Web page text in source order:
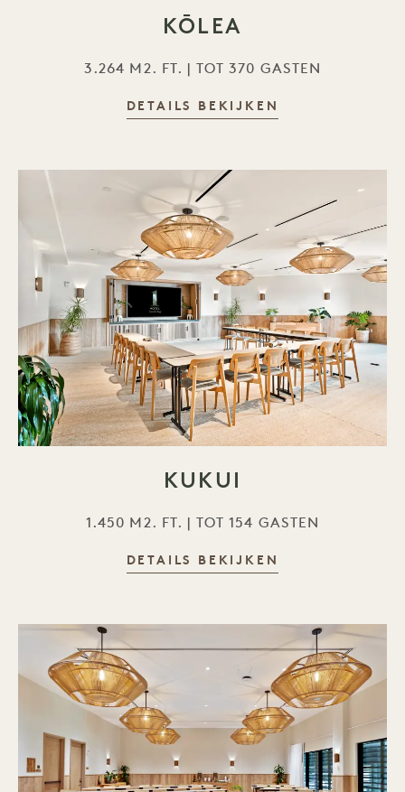
KŌLEA
3.264 M2. FT. | TOT 370 GASTEN
DETAILS BEKIJKEN
KUKUI
1.450 M2. FT. | TOT 154 GASTEN
DETAILS BEKIJKEN